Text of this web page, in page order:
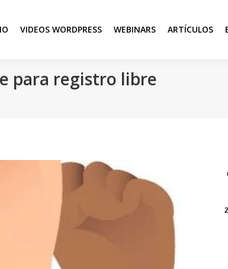
VIDEOS WORDPRESS WEBINARS ARTÍCULOS
para registro libre